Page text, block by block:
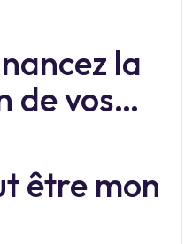
la
de vos
30
être mon